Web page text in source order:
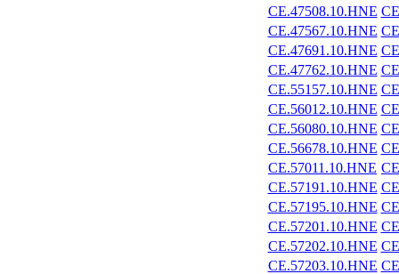
CE.47508.10.HNE
CE.47567.10.HNE
CE.47691.10.HNE
CE.47762.10.HNE
CE.55157.10.HNE
CE.56012.10.HNE
CE.56080.10.HNE
CE.56678.10.HNE
CE.57011.10.HNE
CE.57191.10.HNE
CE.57195.10.HNE
CE.57201.10.HNE
CE.57202.10.HNE
CE.57203.10.HNE